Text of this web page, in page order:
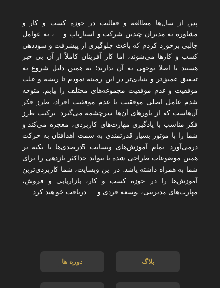
پس از سال‌ها مطالعه و فعالیت در حوزه کسب و کار و
مشاوره به مدیران چندین شرکت و استارتاپ و …، به عوامل
جالبی برخورد کردم که باعث جلوگیری از پیشرفت و سوددهی
کسب و کارها می‌شوند، اما کار آفرینان کاملاً از آن بی خبر
هستند یا اصلا توجهی به آن ندارند؛ به همین دلیل شروع به
تحقیق عمیق‌تر و بنیادی‌تر در این زمینه نمودم تا ریشه و علت
موفقیت و عدم موفقیت مجموعه‌های مختلف را بیابم. متوجه
شدم عامل اصلی موفقیت یا عدم موفقیت افراد، طرز فکر
آن‌هاست که از باورهای آن‌ها سرچشمه می‌گیرد. ترکیب طرز
فکر مناسب با یادگیری مهارت‌های کاربردی، معجزه می‌کند و
شما را با موتور بسیار قدرتمندی به سمت اهدافتان به حرکت
درمی‌آورد. تمام آموزش‌های وبسایت 5درصدی‌ها با تکیه بر
همین موضوعات طراحی شده تا بتواند حداکثر بازدهی را برای
شما به همراه داشته یاشد. در این وبسایت، شما کاربردی‌ترین
آموزش‌ها را در حوزه کسب و کار، بازاریابی و فروش،
مهارت‌های مدیریتی، توسعه فردی و … دریافت خواهید کرد.
بلاگ دوره ها